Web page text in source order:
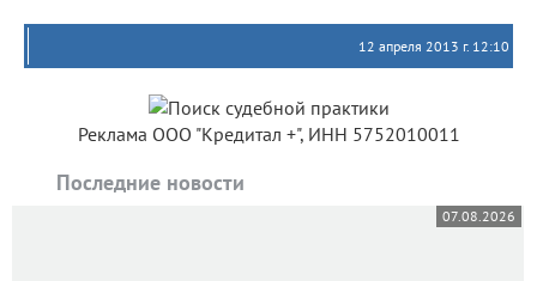
12 апреля 2013 г. 12:10
Реклама ООО "Кредитал +", ИНН 5752010011
Последние новости
07.08.2026